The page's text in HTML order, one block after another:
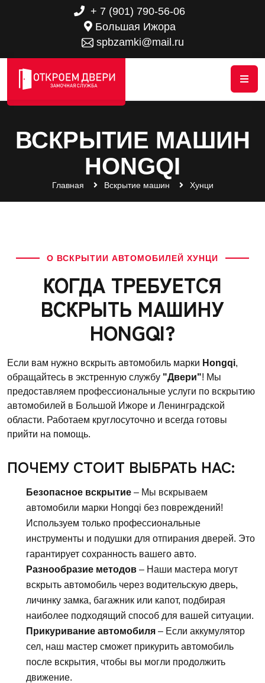
+ 7 (901) 790-56-06
Большая Ижора
spbzamki@mail.ru
ВСКРЫТИЕ МАШИН
HONGQI
Главная Вскрытие машин Хунци
О ВСКРЫТИИ АВТОМОБИЛЕЙ ХУНЦИ
КОГДА ТРЕБУЕТСЯ
ВСКРЫТЬ МАШИНУ
HONGQI?
Если вам нужно вскрыть автомобиль марки Hongqi,
обращайтесь в экстренную службу "Двери"! Мы
предоставляем профессиональные услуги по вскрытию
автомобилей в Большой Ижоре и Ленинградской
области. Работаем круглосуточно и всегда готовы
прийти на помощь.
ПОЧЕМУ СТОИТ ВЫБРАТЬ НАС:
Безопасное вскрытие – Мы вскрываем
автомобили марки Hongqi без повреждений!
Используем только профессиональные
инструменты и подушки для отпирания дверей. Это
гарантирует сохранность вашего авто.
Разнообразие методов – Наши мастера могут
вскрыть автомобиль через водительскую дверь,
личинку замка, багажник или капот, подбирая
наиболее подходящий способ для вашей ситуации.
Прикуривание автомобиля – Если аккумулятор
сел, наш мастер сможет прикурить автомобиль
после вскрытия, чтобы вы могли продолжить
движение.